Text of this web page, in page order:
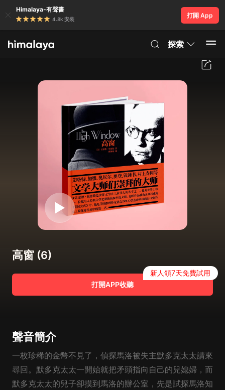
Himalaya-有聲書
4.8k 安裝
打開 App
探索
高窗 (6)
打開APP收聽
新人領7天免費試用
聲音簡介
一枚珍稀的金幣不見了，偵探馬洛被失主默多克太太請來
尋回。默多克太太一開始就把矛頭指向自己的兒媳婦，而
默多克太太的兒子卻摸到馬洛的辦公室，先是試探馬洛知